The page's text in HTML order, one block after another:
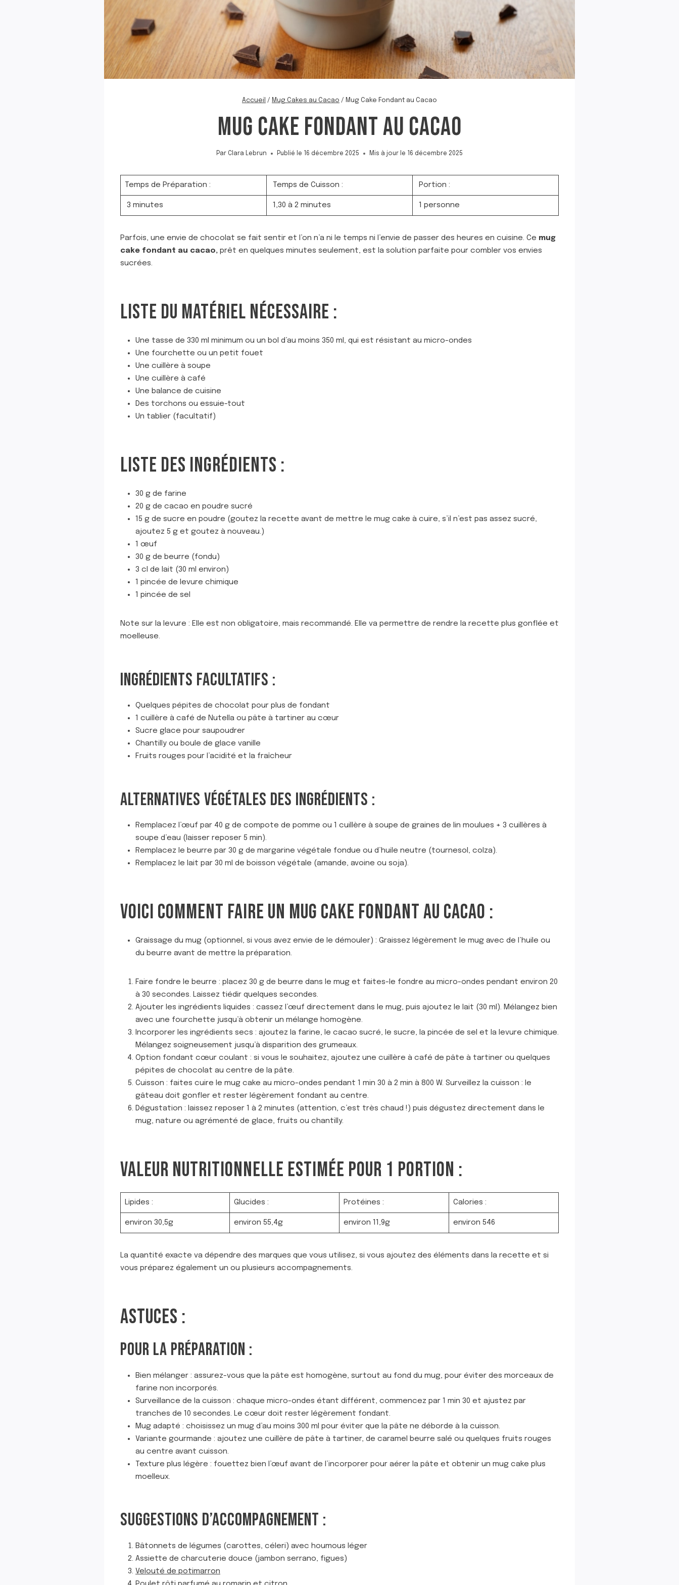
Accueil / Mug Cakes au Cacao / Mug Cake Fondant au Cacao
MUG CAKE FONDANT AU CACAO
Par Clara Lebrun Publié le 16 décembre 2025 Mis à jour le 16 décembre 2025
Temps de Préparation : Temps de Cuisson : Portion :
3 minutes 1,30 à 2 minutes 1 personne
Parfois, une envie de chocolat se fait sentir et l’on n’a ni le temps ni l’envie de passer des heures en cuisine. Ce mug
cake fondant au cacao, prêt en quelques minutes seulement, est la solution parfaite pour combler vos envies
sucrées.
LISTE DU MATÉRIEL NÉCESSAIRE :
Une tasse de 330 ml minimum ou un bol d’au moins 350 ml, qui est résistant au micro-ondes
Une fourchette ou un petit fouet
Une cuillère à soupe
Une cuillère à café
Une balance de cuisine
Des torchons ou essuie-tout
Un tablier (facultatif)
LISTE DES INGRÉDIENTS :
30 g de farine
20 g de cacao en poudre sucré
15 g de sucre en poudre (goutez la recette avant de mettre le mug cake à cuire, s’il n’est pas assez sucré,
ajoutez 5 g et goutez à nouveau.)
1 œuf
30 g de beurre (fondu)
3 cl de lait (30 ml environ)
1 pincée de levure chimique
1 pincée de sel
Note sur la levure : Elle est non obligatoire, mais recommandé. Elle va permettre de rendre la recette plus gonflée et
moelleuse.
INGRÉDIENTS FACULTATIFS :
Quelques pépites de chocolat pour plus de fondant
1 cuillère à café de Nutella ou pâte à tartiner au cœur
Sucre glace pour saupoudrer
Chantilly ou boule de glace vanille
Fruits rouges pour l’acidité et la fraîcheur
ALTERNATIVES VÉGÉTALES DES INGRÉDIENTS :
Remplacez l’œuf par 40 g de compote de pomme ou 1 cuillère à soupe de graines de lin moulues + 3 cuillères à
soupe d’eau (laisser reposer 5 min).
Remplacez le beurre par 30 g de margarine végétale fondue ou d’huile neutre (tournesol, colza).
Remplacez le lait par 30 ml de boisson végétale (amande, avoine ou soja).
VOICI COMMENT FAIRE UN MUG CAKE FONDANT AU CACAO :
Graissage du mug (optionnel, si vous avez envie de le démouler) : Graissez légèrement le mug avec de l’huile ou
du beurre avant de mettre la préparation.
Faire fondre le beurre : placez 30 g de beurre dans le mug et faites-le fondre au micro-ondes pendant environ 20
à 30 secondes. Laissez tiédir quelques secondes.
Ajouter les ingrédients liquides : cassez l’œuf directement dans le mug, puis ajoutez le lait (30 ml). Mélangez bien
avec une fourchette jusqu’à obtenir un mélange homogène.
Incorporer les ingrédients secs : ajoutez la farine, le cacao sucré, le sucre, la pincée de sel et la levure chimique.
Mélangez soigneusement jusqu’à disparition des grumeaux.
Option fondant cœur coulant : si vous le souhaitez, ajoutez une cuillère à café de pâte à tartiner ou quelques
pépites de chocolat au centre de la pâte.
Cuisson : faites cuire le mug cake au micro-ondes pendant 1 min 30 à 2 min à 800 W. Surveillez la cuisson : le
gâteau doit gonfler et rester légèrement fondant au centre.
Dégustation : laissez reposer 1 à 2 minutes (attention, c’est très chaud !) puis dégustez directement dans le
mug, nature ou agrémenté de glace, fruits ou chantilly.
VALEUR NUTRITIONNELLE ESTIMÉE POUR 1 PORTION :
Lipides : Glucides : Protéines : Calories :
environ 30,5g environ 55,4g environ 11,9g environ 546
La quantité exacte va dépendre des marques que vous utilisez, si vous ajoutez des éléments dans la recette et si
vous préparez également un ou plusieurs accompagnements.
ASTUCES :
POUR LA PRÉPARATION :
Bien mélanger : assurez-vous que la pâte est homogène, surtout au fond du mug, pour éviter des morceaux de
farine non incorporés.
Surveillance de la cuisson : chaque micro-ondes étant différent, commencez par 1 min 30 et ajustez par
tranches de 10 secondes. Le cœur doit rester légèrement fondant.
Mug adapté : choisissez un mug d’au moins 300 ml pour éviter que la pâte ne déborde à la cuisson.
Variante gourmande : ajoutez une cuillère de pâte à tartiner, de caramel beurre salé ou quelques fruits rouges
au centre avant cuisson.
Texture plus légère : fouettez bien l’œuf avant de l’incorporer pour aérer la pâte et obtenir un mug cake plus
moelleux.
SUGGESTIONS D’ACCOMPAGNEMENT :
Bâtonnets de légumes (carottes, céleri) avec houmous léger
Assiette de charcuterie douce (jambon serrano, figues)
Velouté de potimarron